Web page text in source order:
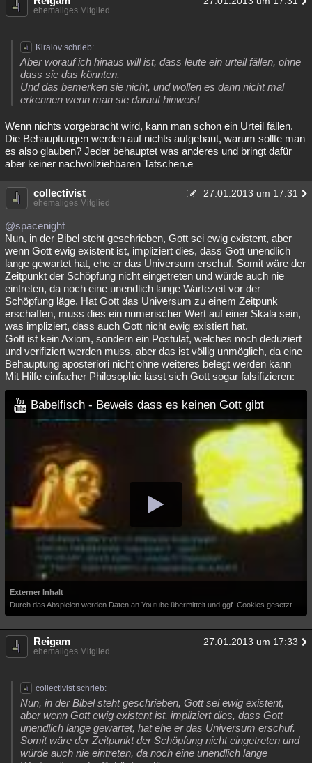
ehemaliges Mitglied
Kiralov schrieb:
Aber worauf ich hinaus will ist, dass leute ein urteil fällen, ohne
dass sie das könnten.
Und das bemerken sie nicht, und wollen es dann nicht mal
erkennen wenn man sie darauf hinweist
Wenn nichts vorgebracht wird, kann man schon ein Urteil fällen.
Die Behauptungen werden auf nichts aufgebaut, warum sollte man
es also glauben? Jeder behauptet was anderes und bringt dafür
aber keiner nachvollziehbaren Tatschen.e
collectivist 27.01.2013 um 17:31
ehemaliges Mitglied
@spacenight
Nun, in der Bibel steht geschrieben, Gott sei ewig existent, aber
wenn Gott ewig existent ist, impliziert dies, dass Gott unendlich
lange gewartet hat, ehe er das Universum erschuf. Somit wäre der
Zeitpunkt der Schöpfung nicht eingetreten und würde auch nie
eintreten, da noch eine unendlich lange Wartezeit vor der
Schöpfung läge. Hat Gott das Universum zu einem Zeitpunk
erschaffen, muss dies ein numerischer Wert auf einer Skala sein,
was impliziert, dass auch Gott nicht ewig existiert hat.
Gott ist kein Axiom, sondern ein Postulat, welches noch deduziert
und verifiziert werden muss, aber das ist völlig unmöglich, da eine
Behauptung aposteriori nicht ohne weiteres belegt werden kann
Mit Hilfe einfacher Philosophie lässt sich Gott sogar falsifizieren:
Babelfisch - Beweis dass es keinen Gott gibt
Externer Inhalt
Durch das Abspielen werden Daten an Youtube übermittelt und ggf. Cookies gesetzt.
Reigam 27.01.2013 um 17:33
ehemaliges Mitglied
collectivist schrieb:
Nun, in der Bibel steht geschrieben, Gott sei ewig existent,
aber wenn Gott ewig existent ist, impliziert dies, dass Gott
unendlich lange gewartet, hat ehe er das Universum erschuf.
Somit wäre der Zeitpunkt der Schöpfung nicht eingetreten und
würde auch nie eintreten, da noch eine unendlich lange